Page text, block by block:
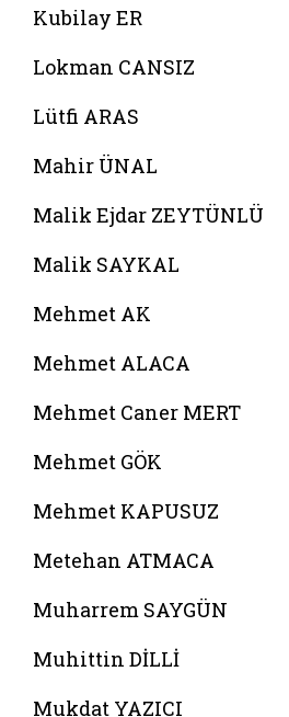
Kubilay ER
Lokman CANSIZ
Lütfi ARAS
Mahir ÜNAL
Malik Ejdar ZEYTÜNLÜ
Malik SAYKAL
Mehmet AK
Mehmet ALACA
Mehmet Caner MERT
Mehmet GÖK
Mehmet KAPUSUZ
Metehan ATMACA
Muharrem SAYGÜN
Muhittin DİLLİ
Mukdat YAZICI